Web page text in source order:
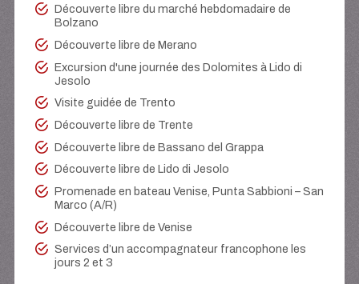
Découverte libre du marché hebdomadaire de
Bolzano
Découverte libre de Merano
Excursion d'une journée des Dolomites à Lido di
Jesolo
Visite guidée de Trento
Découverte libre de Trente
Découverte libre de Bassano del Grappa
Découverte libre de Lido di Jesolo
Promenade en bateau Venise, Punta Sabbioni – San
Marco (A/R)
Découverte libre de Venise
Services d’un accompagnateur francophone les
jours 2 et 3